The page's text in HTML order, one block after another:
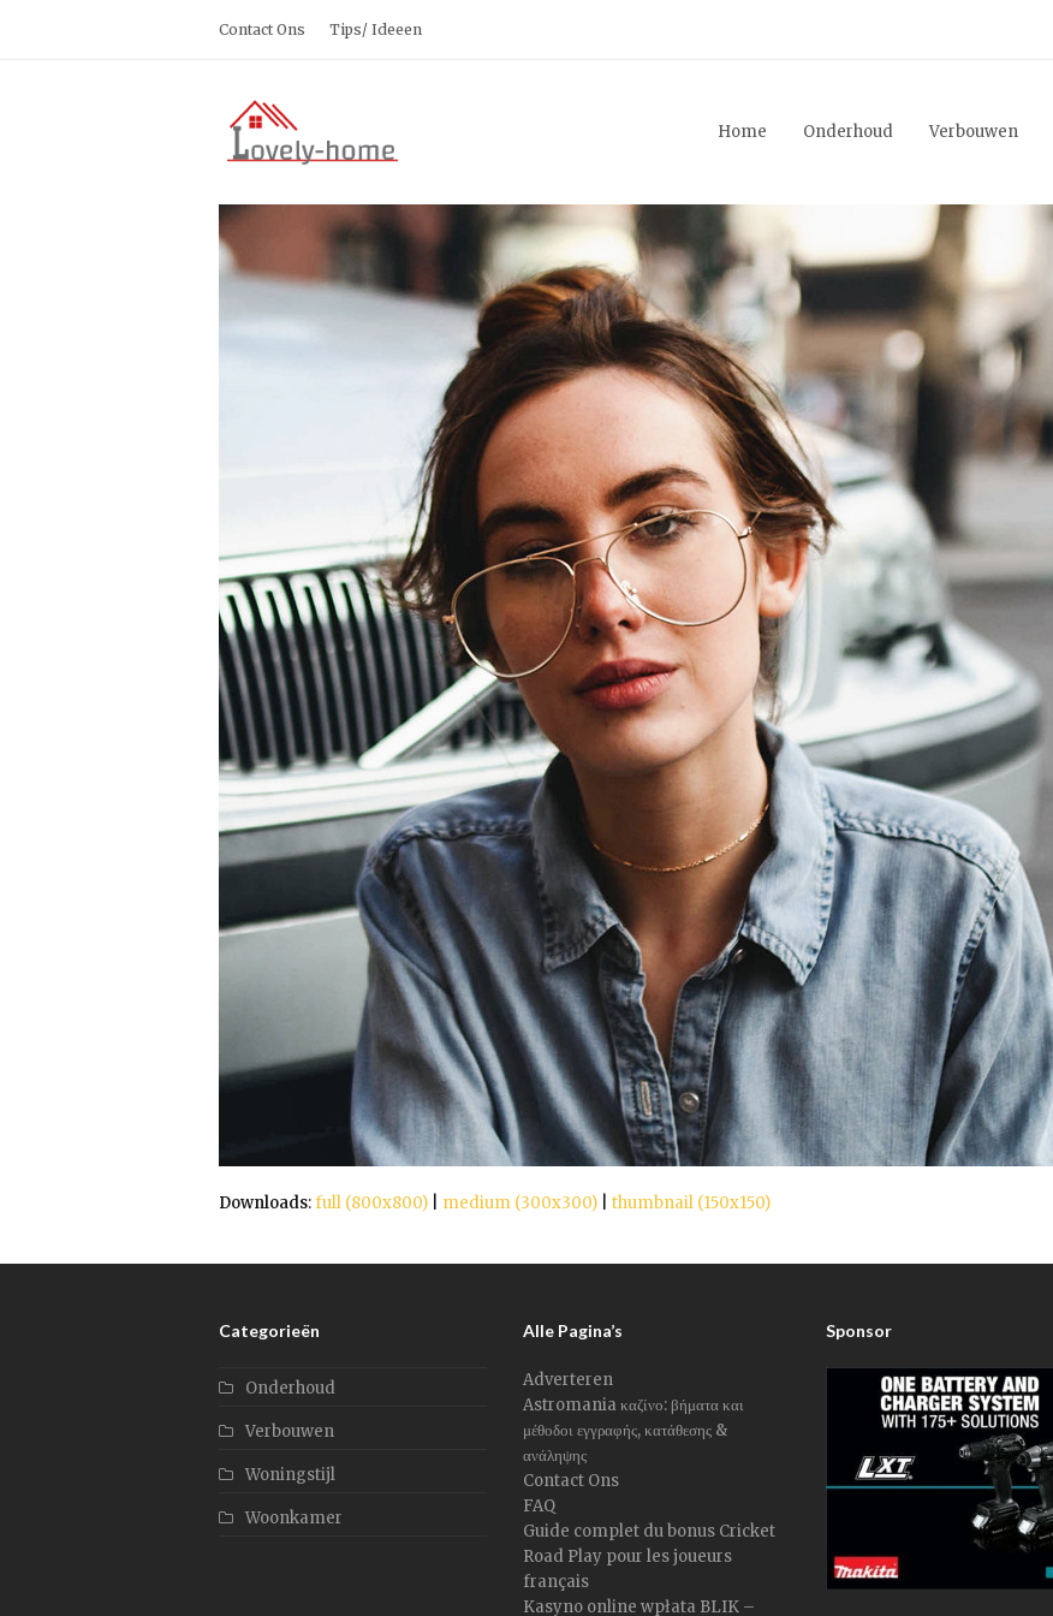
Contact Ons Tips/ Ideeen
Home Onderhoud Verbouwen
Downloads:full (800x800) medium (300x300) thumbnail (150x150)
Categorieën
Onderhoud
Verbouwen
Woningstijl
Woonkamer
Alle Pagina’s
Adverteren
Astromania καζίνο: βήματα και
μέθοδοι εγγραφής, κατάθεσης &
ανάληψης
Contact Ons
FAQ
Guide complet du bonus Cricket
Road Play pour les joueurs
français
Kasyno online wpłata BLIK –
Sponsor